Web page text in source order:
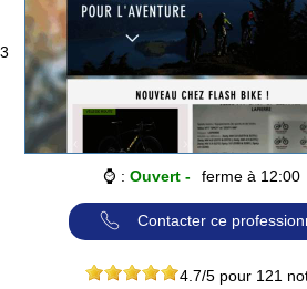
⌚ : Ouvert - ferme à 12:00
Contacter ce
4.7/5 pour 121